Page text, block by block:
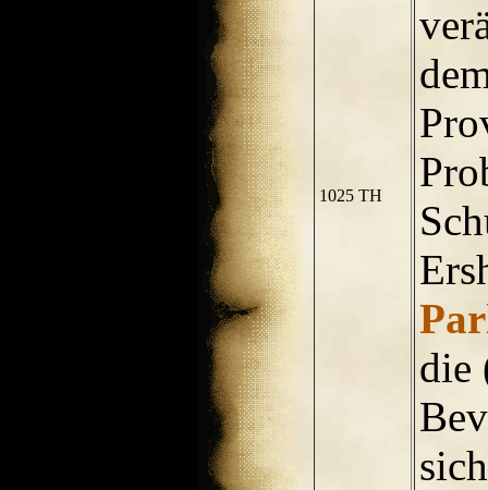
1025 TH
die